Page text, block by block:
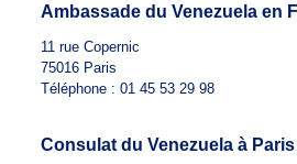
Ambassade du Venezuela en
11 rue Copernic
75016 Paris
Téléphone : 01 45 53 29 98
Consulat du Venezuela à Paris